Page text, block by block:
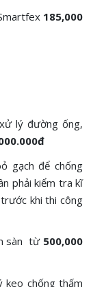
185,000
lý đường ống,
gạch để chống
phải kiểm tra kĩ
khi thi công
sàn từ 500,000
keo chống thấm